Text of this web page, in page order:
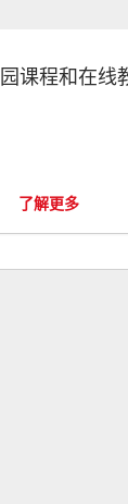
课程和在线
了解更多